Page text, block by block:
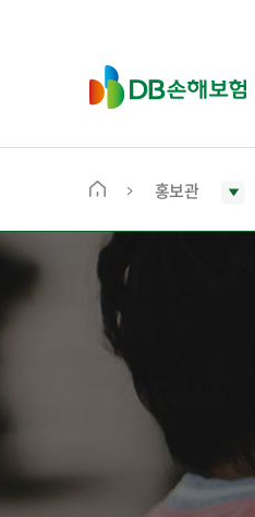
D
B
보
메
화
면
로
이
홍보관